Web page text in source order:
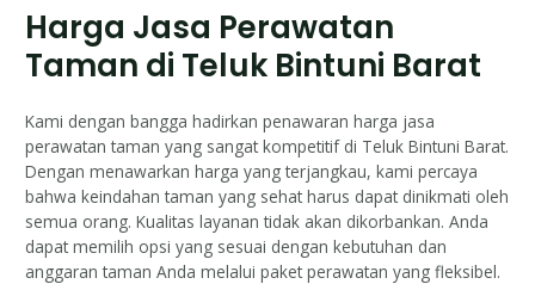
Harga Jasa Perawatan
Taman di Teluk Bintuni Barat
Kami dengan bangga hadirkan penawaran harga jasa
perawatan taman yang sangat kompetitif di Teluk Bintuni Barat.
Dengan menawarkan harga yang terjangkau, kami percaya
bahwa keindahan taman yang sehat harus dapat dinikmati oleh
semua orang. Kualitas layanan tidak akan dikorbankan. Anda
dapat memilih opsi yang sesuai dengan kebutuhan dan
anggaran taman Anda melalui paket perawatan yang fleksibel.